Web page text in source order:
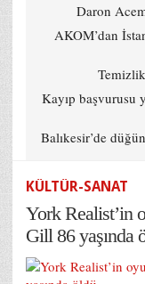
Daron
AKOM’dan
Kayıp başvurusu
Balıkesir’de
KÜLTÜR-SANAT
York Realist’in
Gill 86 yaşında